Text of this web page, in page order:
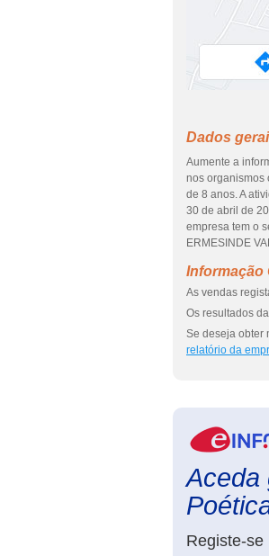
Dados
Aumente a
nos organismos
de 8 anos. A
30 de abril de
empresa tem o
ERMESINDE
Informação
As vendas
Os resultados
Se deseja obter
relatório da
Aceda
Registe-se